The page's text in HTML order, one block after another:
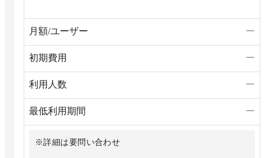
月額/ユーザー ー
初期費用 ー
利用人数 ー
最低利用期間 ー
※詳細は要問い合わせ